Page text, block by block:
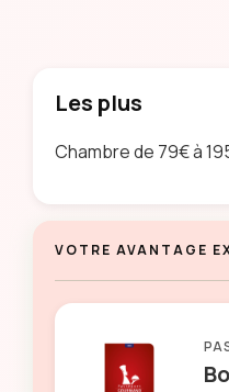
Les plus
Chambre de 79€ à
VOTRE AVANTAGE